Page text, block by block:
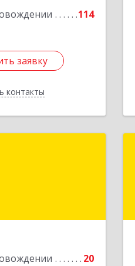
114
заявку
контакты
Подробнее
заявку
20
Подробнее